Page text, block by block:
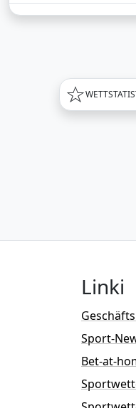
Linki
Sport-
Bet-at-